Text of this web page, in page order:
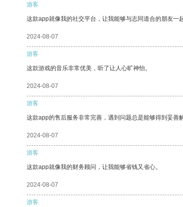
游客
这款app就像我的社交平台，让我能够与志同道合的朋友一
2024-08-07
游客
这款游戏的音乐非常优美，听了让人心旷神怡。
2024-08-07
游客
这款app的售后服务非常完善，遇到问题总是能够得到妥善
2024-08-07
游客
这款app就像我的财务顾问，让我能够省钱又省心。
2024-08-07
游客